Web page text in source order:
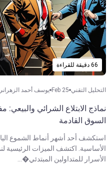
66 دقيقة للقراءة
التحليل التقني Feb 25 يوسف أحمد
نماذج الابتلاع الشرائي
السوق القادمة
استكشف أحد أشهر أنماط الشموع
الأساسية. اكتشف الميزات الرئيسية
الأسرار للمتداولين المبتدئي�...